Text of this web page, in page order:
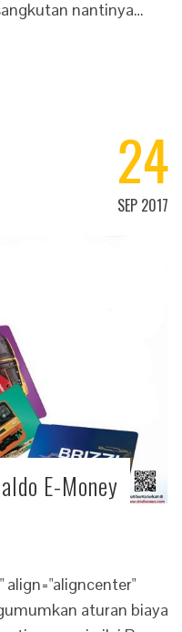
nantinya…
24
SEP 2017
E-Money
aturan biaya